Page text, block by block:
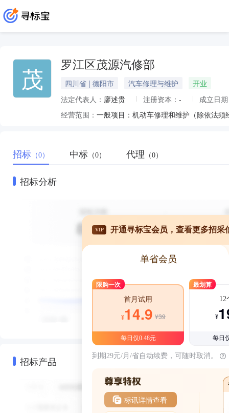
茂 罗江区茂源汽修部
四川省 | 德阳市 汽车修理与维护
开业
法定代表人： 廖述贵 注册资本： -
成立日
经营范围： 一般项目：机动车修理和维护（除依法
招标 （0） 中标 （0） 代理 （0）
招标分析
招标产品
VIP 开通寻标宝会员，查看更多招采
单省会员
限购一次
首月试用
¥14.9 ¥39
每日仅0.48元
最划算
12
¥
每日
到期29元/月/省自动续费，可随时取消。
标讯详情查看